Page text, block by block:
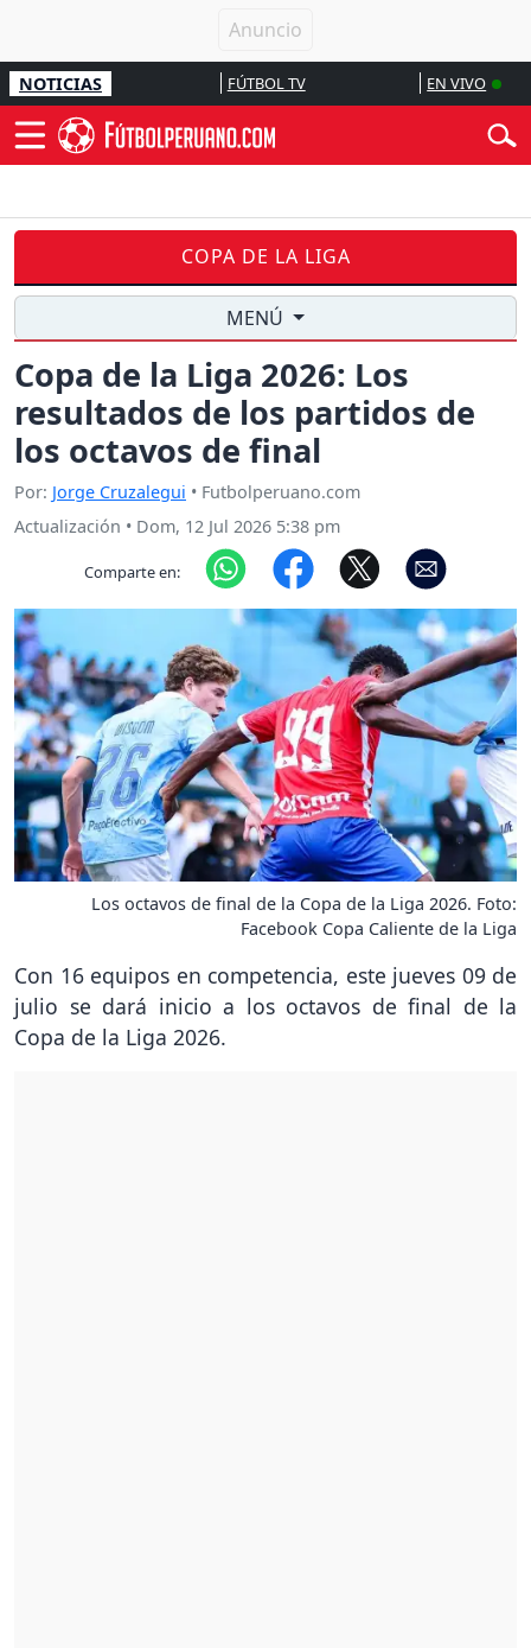
NOTICIAS FÚTBOL TV EN VIVO
COPA DE LA LIGA
MENÚ
Copa de la Liga 2026: Los
resultados de los partidos de
los octavos de final
Por: Jorge Cruzalegui • Futbolperuano.com
Actualización • Dom, 12 Jul 2026 5:38 pm
Comparte en:
Los octavos de final de la Copa de la Liga 2026. Foto:
Facebook Copa Caliente de la Liga
Con 16 equipos en competencia, este jueves 09 de
julio se dará inicio a los octavos de final de la
Copa de la Liga 2026.